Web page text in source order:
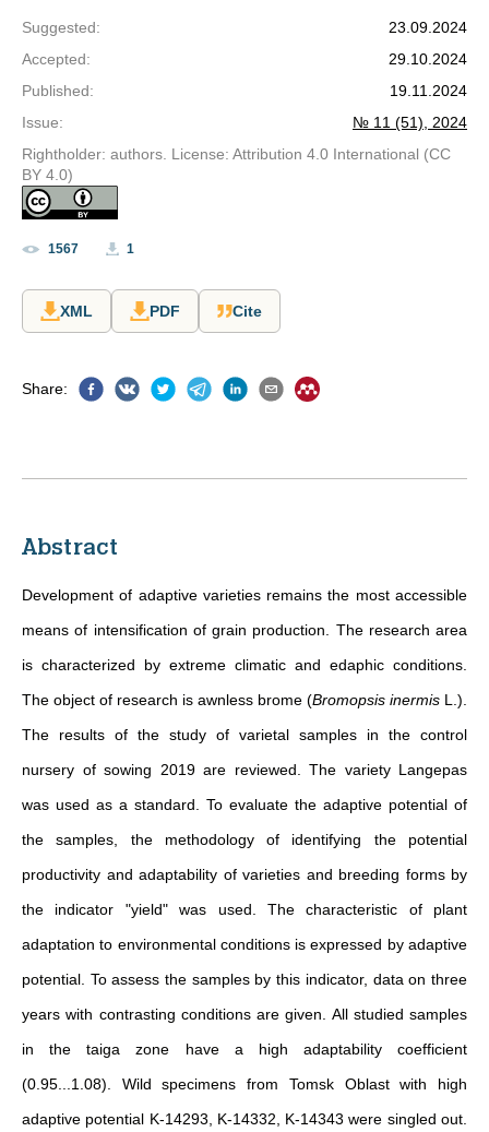
Suggested:
23.09.2024
Accepted:
29.10.2024
Published:
19.11.2024
Issue:
№ 11 (51), 2024
Rightholder: authors. License: Attribution 4.0 International (CC
BY 4.0)
1567 1
XML PDF Cite
Share:
Abstract
Development of adaptive varieties remains the most accessible
means of intensification of grain production. The research area
is characterized by extreme climatic and edaphic conditions.
The object of research is awnless brome (Bromopsis inermis L.).
The results of the study of varietal samples in the control
nursery of sowing 2019 are reviewed. The variety Langepas
was used as a standard. To evaluate the adaptive potential of
the samples, the methodology of identifying the potential
productivity and adaptability of varieties and breeding forms by
the indicator "yield" was used. The characteristic of plant
adaptation to environmental conditions is expressed by adaptive
potential. To assess the samples by this indicator, data on three
years with contrasting conditions are given. All studied samples
in the taiga zone have a high adaptability coefficient
(0.95...1.08). Wild specimens from Tomsk Oblast with high
adaptive potential K-14293, K-14332, K-14343 were singled out.